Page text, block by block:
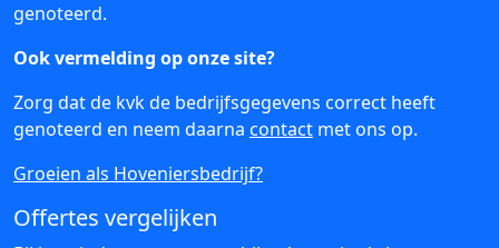
genoteerd.
Ook vermelding op onze site?
Zorg dat de kvk de bedrijfsgegevens correct heeft
genoteerd en neem daarna contact met ons op.
Groeien als Hoveniersbedrijf?
Offertes vergelijken